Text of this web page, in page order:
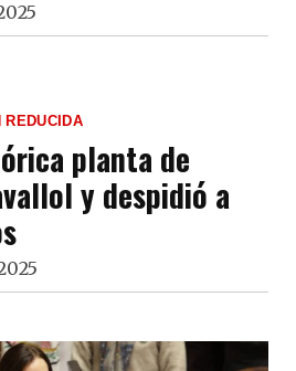
REDUCIDA
planta de
y despidió a